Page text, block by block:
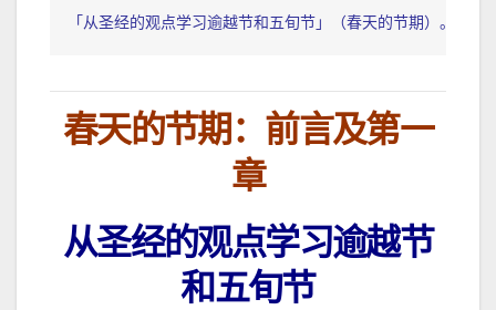
「从圣经的观点学习逾越节和五旬节」（春天的节期）。
春天的节期：前言及第一
章
从圣经的观点学习逾越节
和五旬节